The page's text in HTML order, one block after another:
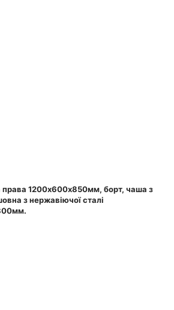
права 1200х600х850мм, борт, чаша з
з нержавіючої сталі